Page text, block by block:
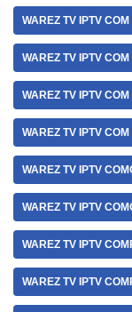
WAREZ TV IPTV
WAREZ TV IPTV
WAREZ TV IPTV
WAREZ TV IPTV
WAREZ TV IPTV
WAREZ TV IPTV
WAREZ TV IPTV
WAREZ TV IPTV